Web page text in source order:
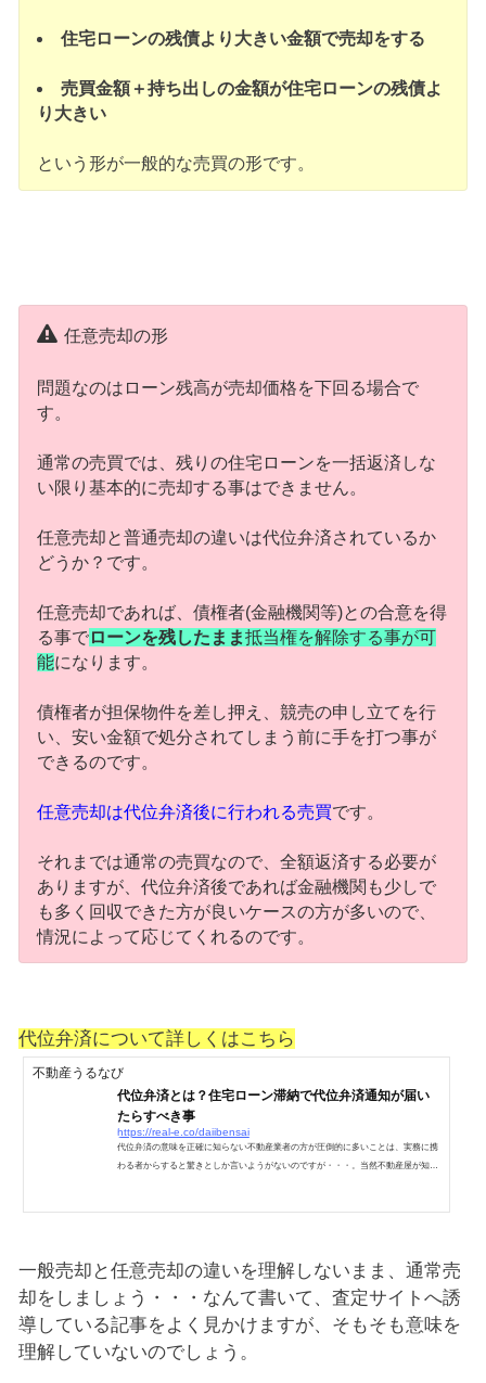
住宅ローンの残債より大きい金額で売却をする
売買金額＋持ち出しの金額が住宅ローンの残債よ
り大きい
という形が一般的な売買の形です。
任意売却の形
問題なのはローン残高が売却価格を下回る場合で
す。
通常の売買では、残りの住宅ローンを一括返済しな
い限り基本的に売却する事はできません。
任意売却と普通売却の違いは代位弁済されているか
どうか？です。
任意売却であれば、債権者(金融機関等)との合意を得
る事でローンを残したまま抵当権を解除する事が可
能になります。
債権者が担保物件を差し押え、競売の申し立てを行
い、安い金額で処分されてしまう前に手を打つ事が
できるのです。
任意売却は代位弁済後に行われる売買です。
それまでは通常の売買なので、全額返済する必要が
ありますが、代位弁済後であれば金融機関も少しで
も多く回収できた方が良いケースの方が多いので、
情況によって応じてくれるのです。
代位弁済について詳しくはこちら
不動産うるなび
代位弁済とは？住宅ローン滞納で代位弁済通知が届い
たらすべき事
https://real-e.co/daiibensai
代位弁済の意味を正確に知らない不動産業者の方が圧倒的に多いことは、実務に携
わる者からすると驚きとしか言いようがないのですが・・・。当然不動産屋が知ら
一般売却と任意売却の違いを理解しないまま、通常売
却をしましょう・・・なんて書いて、査定サイトへ誘
導している記事をよく見かけますが、そもそも意味を
理解していないのでしょう。